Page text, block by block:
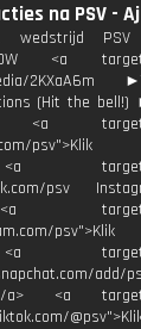
na PSV -
wedstrijd
<a
2KXaA6m
(Hit the bell!)
psv">Klik
psv
add/
a> <a